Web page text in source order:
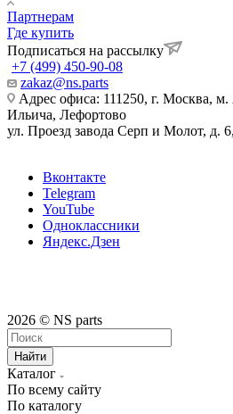
Партнерам
Где купить
Подписаться на рассылку
+7 (499) 450-90-08
zakaz@ns.parts
Адрес офиса: 111250, г. Москва,
Ильича, Лефортово
ул. Проезд завода Серп и Молот, д.
Вконтакте
Telegram
YouTube
Одноклассники
Яндекс.Дзен
2026 © NS parts
Найти
Каталог
По всему сайту
По каталогу